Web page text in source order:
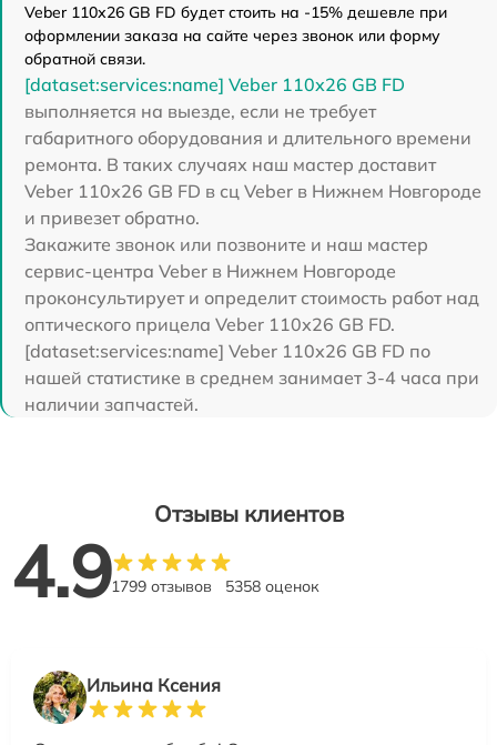
Veber 110х26 GB FD будет стоить на -15% дешевле при
оформлении заказа на сайте через звонок или форму
обратной связи.
[dataset:services:name] Veber 110х26 GB FD
выполняется на выезде, если не требует
габаритного оборудования и длительного времени
ремонта. В таких случаях наш мастер доставит
Veber 110х26 GB FD в сц Veber в Нижнем Новгороде
и привезет обратно.
Закажите звонок или позвоните и наш мастер
сервис-центра Veber в Нижнем Новгороде
проконсультирует и определит стоимость работ над
оптического прицела Veber 110х26 GB FD.
[dataset:services:name] Veber 110х26 GB FD по
нашей статистике в среднем занимает 3-4 часа при
наличии запчастей.
Отзывы клиентов
4.91799 отзывов 5358 оценок
Ильина Ксения